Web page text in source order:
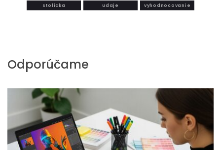
stolicka udaje vyhodnocovanie
Odporúčame